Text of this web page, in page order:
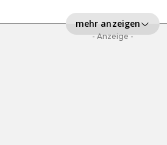
mehr anzeigen
- Anzeige -